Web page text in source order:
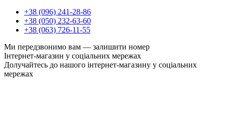
+38 (096) 241-28-86
+38 (050) 232-63-60
+38 (063) 726-11-55
Ми передзвонимо вам — залишити номер
Інтернет-магазин у соціальних мережах
Долучайтесь до нашого інтернет-магазину у соціальних
мережах